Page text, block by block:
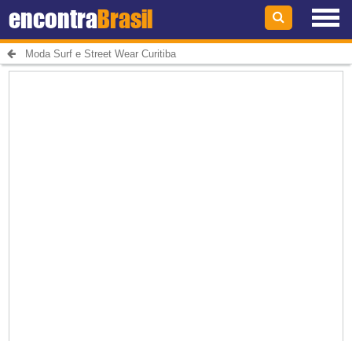
encontraBrasil
Moda Surf e Street Wear Curitiba